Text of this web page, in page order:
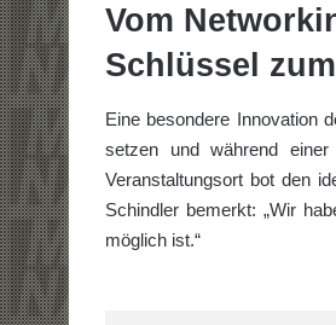
Vom
Schlüssel
Eine besondere Innovation
setzen und während
Veranstaltungsort bot den
Schindler bemerkt: „Wir
möglich ist.“